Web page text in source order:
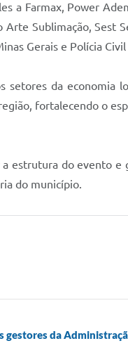
a Farmax, Power
Sublimação, Sest
Gerais e Polícia Civil
setores da economia
fortalecendo o
estrutura do evento e
do município.
gestores da